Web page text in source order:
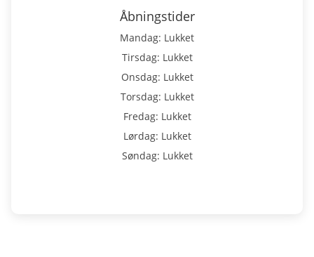
Åbningstider
Mandag: Lukket
Tirsdag: Lukket
Onsdag: Lukket
Torsdag: Lukket
Fredag: Lukket
Lørdag: Lukket
Søndag: Lukket